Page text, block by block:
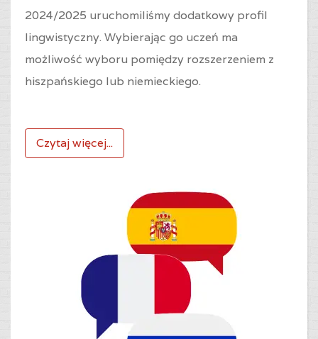
2024/2025 uruchomiliśmy dodatkowy profil
lingwistyczny. Wybierając go uczeń ma
możliwość wyboru pomiędzy rozszerzeniem z
hiszpańskiego lub niemieckiego.
Czytaj więcej...